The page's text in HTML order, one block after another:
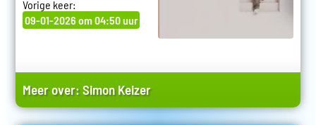
Vorige keer:
09-01-2026 om 04:50 uur
Meer over:Simon Keizer